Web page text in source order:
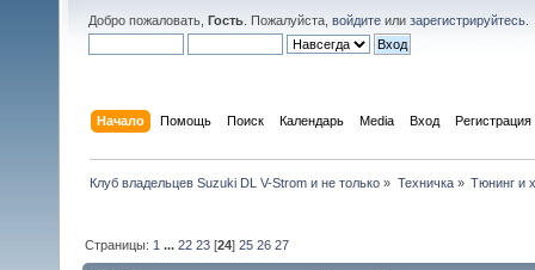
Добро пожаловать, Гость . Пожалуйста, войдите или зарегистрируйтесь
Начало Помощь Поиск Календарь Media Вход Регистрация
Клуб владельцев Suzuki DL V-Strom и не только » Техничка» Тюнинг и
Страницы: 1 ...22 23 [24]25 26 27